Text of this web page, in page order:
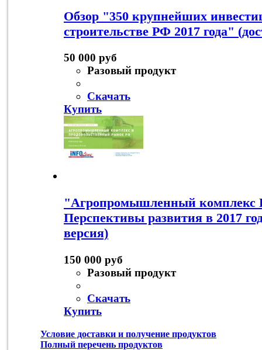
Обзор "350 крупнейших
строительстве РФ 2017 года"
50 000 руб
Разовый продукт
Скачать
Купить
"Агропромышленный комплекс
Перспективы развития в 2017
версия)
150 000 руб
Разовый продукт
Скачать
Купить
Условие доставки и получение продуктов
Полный перечень продуктов